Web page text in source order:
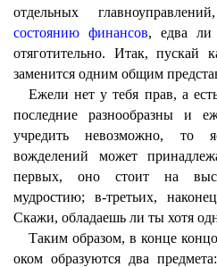
отдельных
состоянию финансов, едва ли
отяготительно. Итак, пускай
заменится одним общим
Ежели нет у тебя прав, а
последние разнообразны и
учредить невозможно, то
вожделений может
первых, оно стоит на
мудростию; в-третьих,
Скажи, обладаешь ли ты хотя
Таким образом, в конце
оком образуются два